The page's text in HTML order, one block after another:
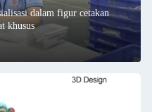
dalam figur cetakan
khusus